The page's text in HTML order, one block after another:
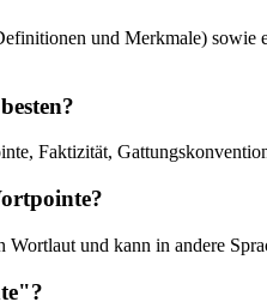
und Merkmale)
Faktizität,
und kann in andere